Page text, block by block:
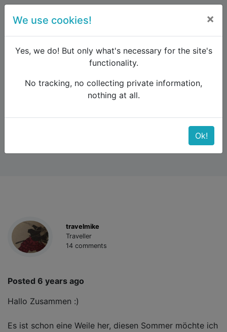
Forum
Interrail and Eurail
travelmike
Traveller
14 comments
Posted 6 years ago
Hallo Zusammen :)
Es ist schon eine Weile her, diesen Sommer möchte ich
We use cookies! ×
Yes, we do! But only what's necessary for the site's
functionality.
No tracking, no collecting private information,
nothing at all.
Ok!